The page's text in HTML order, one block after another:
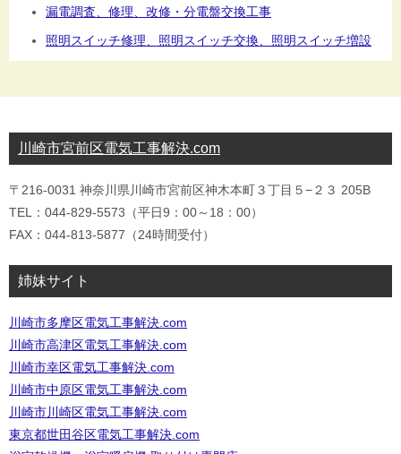
漏電調査、修理、改修・分電盤交換工事
照明スイッチ修理、照明スイッチ交換、照明スイッチ増設
川崎市宮前区電気工事解決.com
〒216-0031 神奈川県川崎市宮前区神木本町３丁目５−２３ 205B
TEL：044-829-5573（平日9：00～18：00）
FAX：044-813-5877（24時間受付）
姉妹サイト
川崎市多摩区電気工事解決.com
川崎市高津区電気工事解決.com
川崎市幸区電気工事解決.com
川崎市中原区電気工事解決.com
川崎市川崎区電気工事解決.com
東京都世田谷区電気工事解決.com